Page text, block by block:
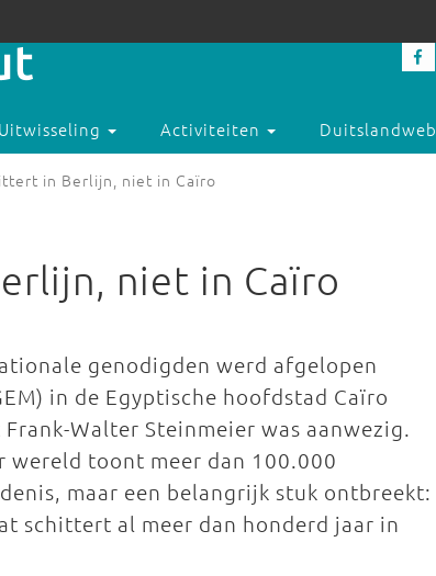
Activiteiten Duitslandweb
in Berlijn, niet in Caïro
niet in Caïro
genodigden werd afgelopen
in de Egyptische hoofdstad Caïro
Walter Steinmeier was aanwezig.
wereld toont meer dan 100.000
maar een belangrijk stuk ontbreekt:
schittert al meer dan honderd jaar in